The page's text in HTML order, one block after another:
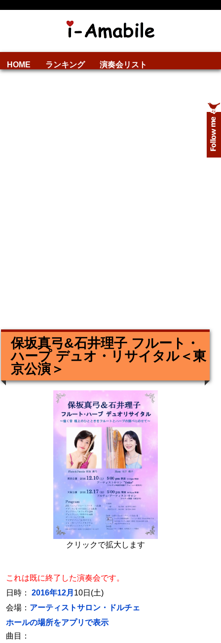
HOME ランキング 演奏会リスト
保坂真弓&石井理子 フルート・
ハープ デュオ・リサイタル＜東
京公演＞
クリックで拡大します
これは既に終了した演奏会です。
日時： 2016年12月 10日(土)
会場： アーティストサロン・ドルチェ
ホールの場所をアプリで表示
曲目：